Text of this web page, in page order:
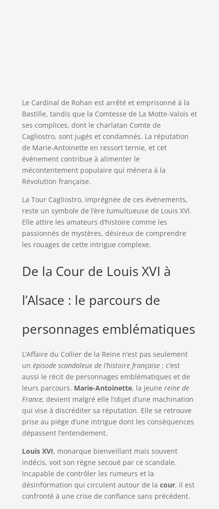
Le Cardinal de Rohan est arrêté et emprisonné à la
Bastille, tandis que la Comtesse de La Motte-Valois et
ses complices, dont le charlatan Comte de
Cagliostro, sont jugés et condamnés. La réputation
de Marie-Antoinette en ressort ternie, et cet
événement contribue à alimenter le
mécontentement populaire qui mènera à la
Révolution française.
La Tour Cagliostro, imprégnée de ces événements,
reste un symbole de l’ère tumultueuse de Louis XVI.
Elle attire les amateurs d’histoire comme les
passionnés de mystères, désireux de comprendre
les rouages de cette intrigue complexe.
De la Cour de Louis XVI à
l’Alsace : le parcours de
personnages emblématiques
L’Affaire du Collier de la Reine n’est pas seulement
un épisode scandaleux de l’histoire française; c’est
aussi le récit de personnages emblématiques et de
leurs parcours. Marie-Antoinette, la jeune reine de
France, devient malgré elle l’objet d’une machination
qui vise à discréditer sa réputation. Elle se retrouve
prise au piège d’une intrigue dont les conséquences
dépassent l’entendement.
Louis XVI, monarque bienveillant mais souvent
indécis, voit son règne secoué par ce scandale.
Incapable de contrôler les rumeurs et la
désinformation qui circulent autour de la cour, il est
confronté à une crise de confiance sans précédent.